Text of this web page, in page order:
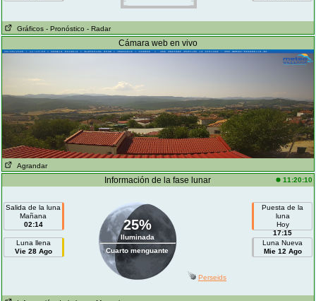
Gráficos - Pronóstico - Radar
Cámara web en vivo
Agrandar
Información de la fase lunar 11:20:10
Salida de la luna
Mañana
02:14
Luna llena
Vie 28 Ago
25%
Iluminada
Cuarto menguante
Puesta de la
luna
Hoy
17:15
Luna Nueva
Mie 12 Ago
Perseids